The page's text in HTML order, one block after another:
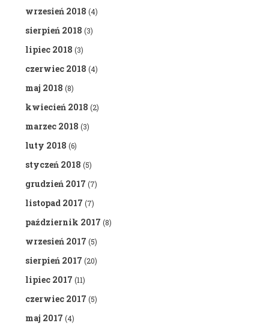
wrzesień 2018 (4)
sierpień 2018 (3)
lipiec 2018 (3)
czerwiec 2018 (4)
maj 2018 (8)
kwiecień 2018 (2)
marzec 2018 (3)
luty 2018 (6)
styczeń 2018 (5)
grudzień 2017 (7)
listopad 2017 (7)
październik 2017 (8)
wrzesień 2017 (5)
sierpień 2017 (20)
lipiec 2017 (11)
czerwiec 2017 (5)
maj 2017 (4)